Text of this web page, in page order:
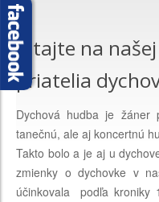
Vitajte na
priatelia
Dychová hudba je žáner
tanečnú, ale aj koncertnú
Takto bolo a je aj u
zmienky o dychovke v
účinkovala podľa kroniky